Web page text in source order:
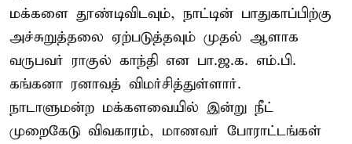
மக்களை தூண்டிவிடவும், நாட்டின் பாதுகாப்பிற்கு
அச்சுறுத்தலை ஏற்படுத்தவும் முதல் ஆளாக
வருபவர் ராகுல் காந்தி என பா.ஜ.க. எம்.பி.
கங்கனா ரனாவத் விமர்சித்துள்ளார்.
நாடாளுமன்ற மக்களவையில் இன்று நீட்
முறைகேடு விவகாரம், மாணவர் போராட்டங்கள்